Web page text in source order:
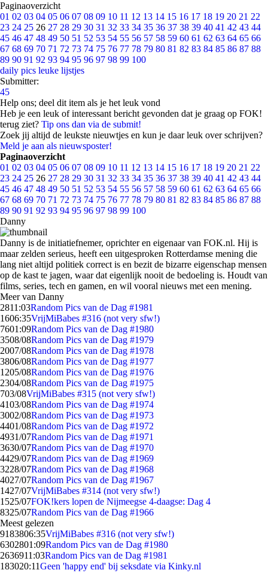
Paginaoverzicht
01 02 03 04 05 06 07 08 09 10 11 12 13 14 15 16 17 18 19 20 21 22
23 24 25 26 27 28 29 30 31 32 33 34 35 36 37 38 39 40 41 42 43 44
45 46 47 48 49 50 51 52 53 54 55 56 57 58 59 60 61 62 63 64 65 66
67 68 69 70 71 72 73 74 75 76 77 78 79 80 81 82 83 84 85 86 87 88
89 90 91 92 93 94 95 96 97 98 99 100
daily pics leuke lijstjes
Submitter:
45
Help ons; deel dit item als je het leuk vond
Heb je een leuk of interessant bericht gevonden dat je graag op FOK!
terug ziet? Tip ons dan via de submit!
Zoek jij altijd de leukste nieuwtjes en kun je daar leuk over schrijven?
Meld je aan als nieuwsposter!
Paginaoverzicht
01 02 03 04 05 06 07 08 09 10 11 12 13 14 15 16 17 18 19 20 21 22
23 24 25 26 27 28 29 30 31 32 33 34 35 36 37 38 39 40 41 42 43 44
45 46 47 48 49 50 51 52 53 54 55 56 57 58 59 60 61 62 63 64 65 66
67 68 69 70 71 72 73 74 75 76 77 78 79 80 81 82 83 84 85 86 87 88
89 90 91 92 93 94 95 96 97 98 99 100
Danny
Danny is de initiatiefnemer, oprichter en eigenaar van FOK.nl. Hij is
maar zelden serieus, heeft een uitgesproken Rotterdamse mening die
lang niet altijd politiek correct is en bezit de bizarre eigenschap mensen
op de kast te jagen, waar dat eigenlijk nooit de bedoeling is. Houdt van
films, series, tech en gamen, en wil vooral nieuws met een mening.
Meer van Danny
2811:03Random Pics van de Dag #1981
1606:35VrijMiBabes #316 (not very sfw!)
7601:09Random Pics van de Dag #1980
3508/08Random Pics van de Dag #1979
2007/08Random Pics van de Dag #1978
3806/08Random Pics van de Dag #1977
1205/08Random Pics van de Dag #1976
2304/08Random Pics van de Dag #1975
703/08VrijMiBabes #315 (not very sfw!)
4103/08Random Pics van de Dag #1974
3002/08Random Pics van de Dag #1973
4401/08Random Pics van de Dag #1972
4931/07Random Pics van de Dag #1971
3630/07Random Pics van de Dag #1970
4429/07Random Pics van de Dag #1969
3228/07Random Pics van de Dag #1968
4027/07Random Pics van de Dag #1967
1427/07VrijMiBabes #314 (not very sfw!)
1525/07FOK!kers lopen de Nijmeegse 4-daagse: Dag 4
8325/07Random Pics van de Dag #1966
Meest gelezen
9183806:35VrijMiBabes #316 (not very sfw!)
6302801:09Random Pics van de Dag #1980
2636911:03Random Pics van de Dag #1981
183020:11Geen 'happy end' bij seksdate via Kinky.nl